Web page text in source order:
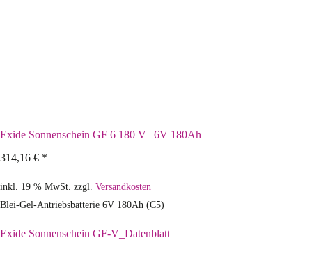
Exide Sonnenschein GF 6 180 V | 6V 180Ah
314,16 € *
inkl. 19 % MwSt. zzgl. Versandkosten
Blei-Gel-Antriebsbatterie 6V 180Ah (C5)
Exide Sonnenschein GF-V_Datenblatt